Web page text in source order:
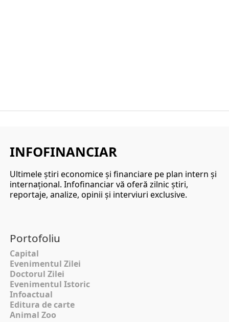
INFOFINANCIAR
Ultimele ştiri economice şi financiare pe plan intern şi
internaţional. Infofinanciar vă oferă zilnic ştiri,
reportaje, analize, opinii şi interviuri exclusive.
Portofoliu
Capital
Evenimentul Zilei
Doctorul Zilei
Evenimentul Istoric
Infoactual
Editura de carte
Animal Zoo